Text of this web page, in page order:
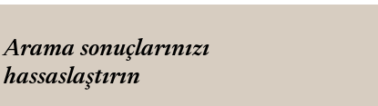
Arama sonuçlarınızı
hassaslaştırın